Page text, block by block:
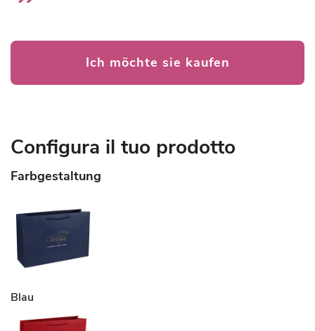
Ich möchte sie kaufen
Configura il tuo prodotto
Farbgestaltung
Blau